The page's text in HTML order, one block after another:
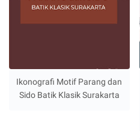
Ikonografi Motif Parang dan
Sido Batik Klasik Surakarta